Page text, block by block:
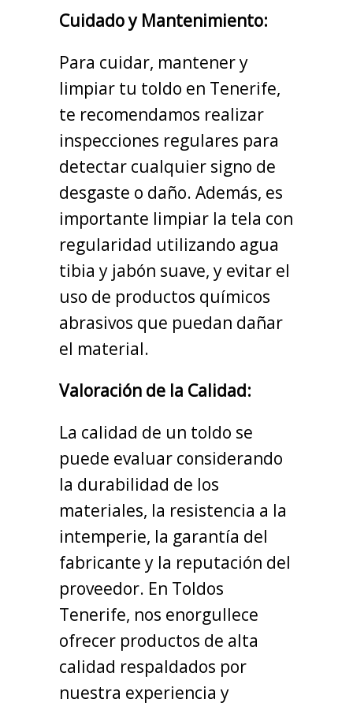
Cuidado y Mantenimiento:
Para cuidar, mantener y
limpiar tu toldo en Tenerife,
te recomendamos realizar
inspecciones regulares para
detectar cualquier signo de
desgaste o daño. Además, es
importante limpiar la tela con
regularidad utilizando agua
tibia y jabón suave, y evitar el
uso de productos químicos
abrasivos que puedan dañar
el material.
Valoración de la Calidad:
La calidad de un toldo se
puede evaluar considerando
la durabilidad de los
materiales, la resistencia a la
intemperie, la garantía del
fabricante y la reputación del
proveedor. En Toldos
Tenerife, nos enorgullece
ofrecer productos de alta
calidad respaldados por
nuestra experiencia y